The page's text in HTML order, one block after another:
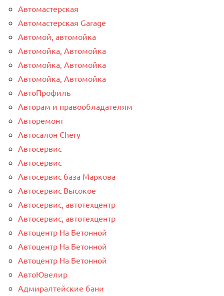
Автомастерская
Автомастерская Garage
Автомой, автомойка
Автомойка, Автомойка
Автомойка, Автомойка
Автомойка, Автомойка
АвтоПрофиль
Авторам и правообладателям
Авторемонт
Автосалон Chery
Автосервис
Автосервис
Автосервис база Маркова
Автосервис Высокое
Автосервис, автотехцентр
Автосервис, автотехцентр
Автоцентр На Бетонной
Автоцентр На Бетонной
Автоцентр На Бетонной
АвтоЮвелир
Адмиралтейские бани